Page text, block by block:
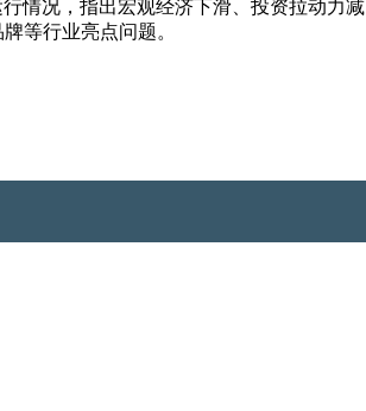
情况，指出宏观经济下滑、投资拉动力减
等行业亮点问题。